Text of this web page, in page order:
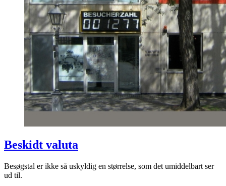
Beskidt valuta
Besøgstal er ikke så uskyldig en størrelse, som det umiddelbart ser
ud til.